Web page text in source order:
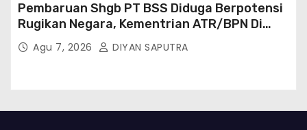
Pembaruan Shgb PT BSS Diduga Berpotensi
Rugikan Negara, Kementrian ATR/BPN Di
Gugat Di PTUN Jakarta
Agu 7, 2026 DIYAN SAPUTRA